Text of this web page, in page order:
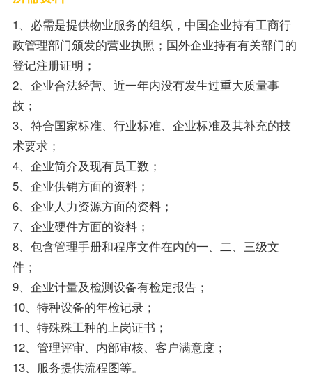
1、必需是提供物业服务的组织，中国企业持有工商行
政管理部门颁发的营业执照；国外企业持有有关部门的
登记注册证明；
2、企业合法经营、近一年内没有发生过重大质量事
故；
3、符合国家标准、行业标准、企业标准及其补充的技
术要求；
4、企业简介及现有员工数；
5、企业供销方面的资料；
6、企业人力资源方面的资料；
7、企业硬件方面的资料；
8、包含管理手册和程序文件在内的一、二、三级文
件；
9、企业计量及检测设备有检定报告；
10、特种设备的年检记录；
11、特殊殊工种的上岗证书；
12、管理评审、内部审核、客户满意度；
13、服务提供流程图等。